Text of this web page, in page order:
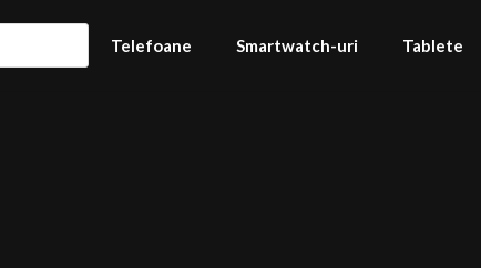
Telefoane Smartwatch-uri Tablete